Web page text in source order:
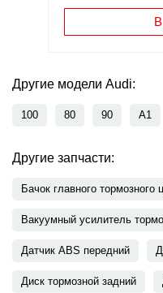
Другие модели Audi:
100 80 90 A1
Другие запчасти:
Бачок главного тормозного
Вакуумный усилитель
Датчик ABS передний
Диск тормозной задний